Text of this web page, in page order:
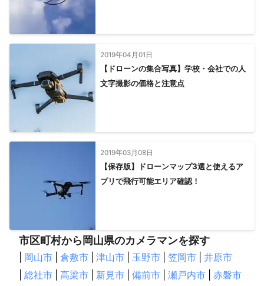
2019年04月01日
【ドローンの集合写真】学校・会社での人
文字撮影の価格と注意点
2019年03月08日
【保存版】ドローンマップ3選と使えるア
プリで飛行可能エリア確認！
市区町村から岡山県のカメラマンを探す
岡山市 倉敷市 津山市 玉野市 笠岡市
井原市
総社市 高梁市 新見市 備前市 瀬戸内市
赤磐市